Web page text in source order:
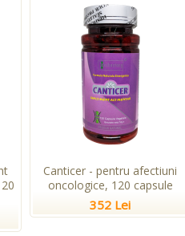
Canticer - pentru afectiuni
oncologice, 120 capsule
352 Lei